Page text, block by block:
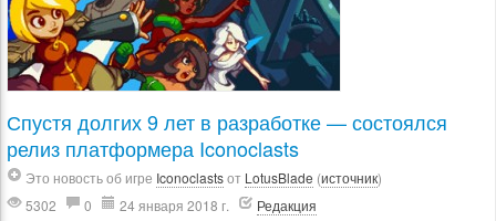
Спустя долгих 9 лет в разработке — состоялся
релиз платформера Iconoclasts
Это новость об игре Iconoclastsот LotusBlade (источник)
5302
0 24 января 2018 г. Редакция